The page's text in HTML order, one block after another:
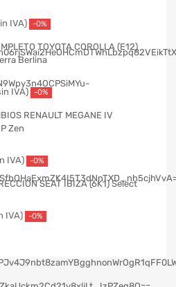
-0%
TOYOTA COROLLA (E12)
Berlina
-0%
RENAULT MEGANE IV
Zen
-0%
SEAT IBIZA (6K1) Select
-0%